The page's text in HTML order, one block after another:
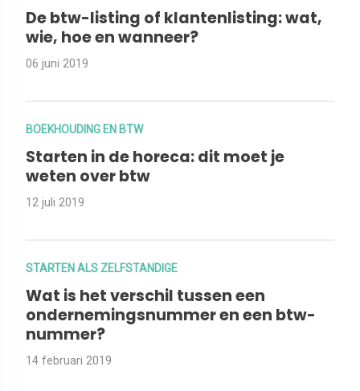
De btw-listing of klantenlisting: wat,
wie, hoe en wanneer?
06 juni 2019
BOEKHOUDING EN BTW
Starten in de horeca: dit moet je
weten over btw
12 juli 2019
STARTEN ALS ZELFSTANDIGE
Wat is het verschil tussen een
ondernemingsnummer en een btw-
nummer?
14 februari 2019